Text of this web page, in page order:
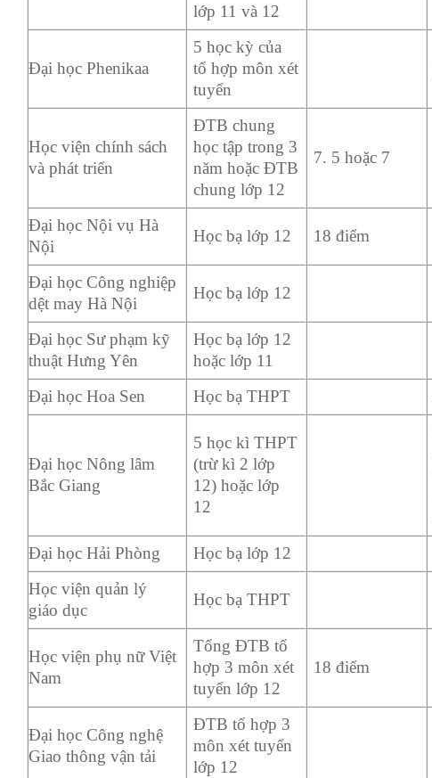
lớp 11 và 12
Đại học Phenikaa
5 học kỳ của
tổ hợp môn xét
tuyển
Học viện chính sách
và phát triển
ĐTB chung
học tập trong 3
năm hoặc ĐTB
chung lớp 12
7. 5 hoặc 7
Đại học Nội vụ Hà
Nội
Học bạ lớp 12 18 điểm
Đại học Công nghiệp
dệt may Hà Nội
Học bạ lớp 12
Đại học Sư phạm kỹ
thuật Hưng Yên
Học bạ lớp 12
hoặc lớp 11
Đại học Hoa Sen Học bạ THPT
Đại học Nông lâm
Bắc Giang
5 học kì THPT
(trừ kì 2 lớp
12) hoặc lớp
12
Đại học Hải Phòng Học bạ lớp 12
Học viện quản lý
giáo dục
Học bạ THPT
Học viện phụ nữ Việt
Nam
Tổng ĐTB tổ
hợp 3 môn xét
tuyển lớp 12
18 điểm
Đại học Công nghệ
Giao thông vận tải
ĐTB tổ hợp 3
môn xét tuyển
lớp 12